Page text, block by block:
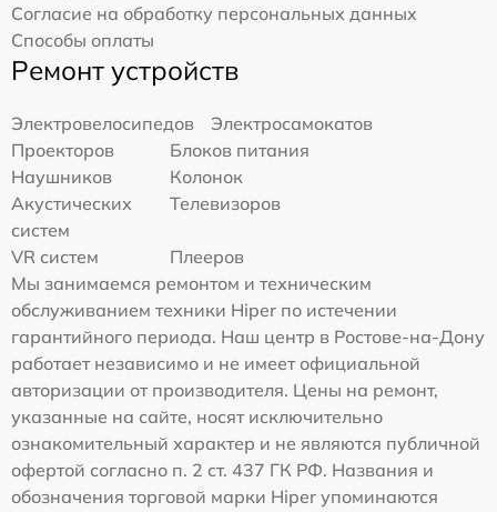
Согласие на обработку персональных данных
Способы оплаты
Ремонт устройств
Электровелосипедов
Электросамокатов
Проекторов
Блоков питания
Наушников
Колонок
Акустических
систем
Телевизоров
VR систем
Плееров
Мы занимаемся ремонтом и техническим
обслуживанием техники Hiper по истечении
гарантийного периода. Наш центр в Ростове-на-Дону
работает независимо и не имеет официальной
авторизации от производителя. Цены на ремонт,
указанные на сайте, носят исключительно
ознакомительный характер и не являются публичной
офертой согласно п. 2 ст. 437 ГК РФ. Названия и
обозначения торговой марки Hiper упоминаются